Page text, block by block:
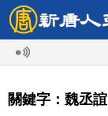
關鍵字：魏丞誼